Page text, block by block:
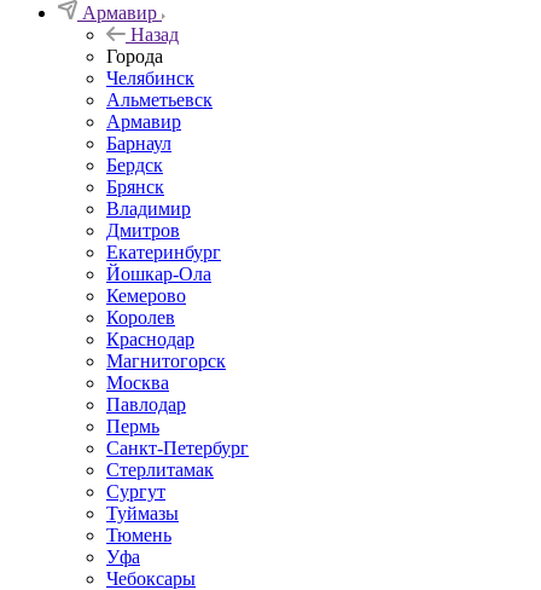
Армавир
Назад
Города
Челябинск
Альметьевск
Армавир
Барнаул
Бердск
Брянск
Владимир
Дмитров
Екатеринбург
Йошкар-Ола
Кемерово
Королев
Краснодар
Магнитогорск
Москва
Павлодар
Пермь
Санкт-Петербург
Стерлитамак
Сургут
Туймазы
Тюмень
Уфа
Чебоксары